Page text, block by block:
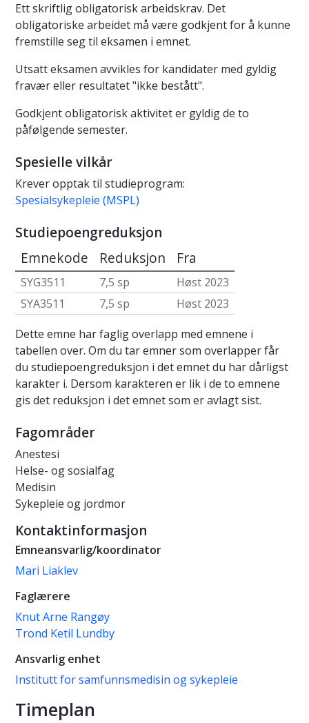
Ett skriftlig obligatorisk arbeidskrav. Det
obligatoriske arbeidet må være godkjent for å kunne
fremstille seg til eksamen i emnet.
Utsatt eksamen avvikles for kandidater med gyldig
fravær eller resultatet "ikke bestått".
Godkjent obligatorisk aktivitet er gyldig de to
påfølgende semester.
Spesielle vilkår
Krever opptak til studieprogram:
Spesialsykepleie (MSPL)
Studiepoengreduksjon
Emnekode Reduksjon Fra
SYG3511 7,5 sp
Høst 2023
SYA3511
7,5 sp
Høst 2023
Dette emne har faglig overlapp med emnene i
tabellen over. Om du tar emner som overlapper får
du studiepoengreduksjon i det emnet du har dårligst
karakter i. Dersom karakteren er lik i de to emnene
gis det reduksjon i det emnet som er avlagt sist.
Fagområder
Anestesi
Helse- og sosialfag
Medisin
Sykepleie og jordmor
Kontaktinformasjon
Emneansvarlig/koordinator
Mari Liaklev
Faglærere
Knut Arne Rangøy
Trond Ketil Lundby
Ansvarlig enhet
Institutt for samfunnsmedisin og sykepleie
Timeplan